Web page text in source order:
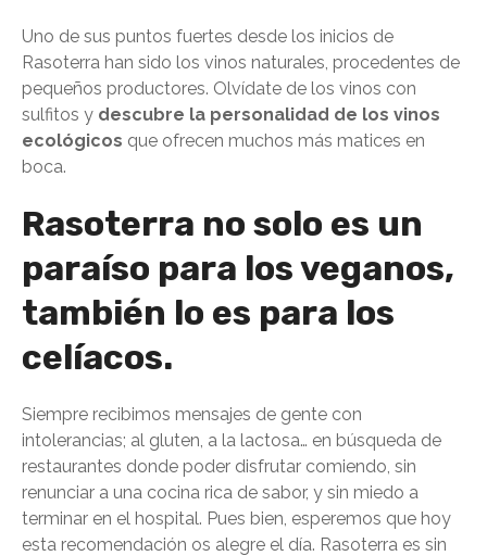
Uno de sus puntos fuertes desde los inicios de
Rasoterra han sido los vinos naturales, procedentes de
pequeños productores. Olvídate de los vinos con
sulfitos y descubre la personalidad de los vinos
ecológicos que ofrecen muchos más matices en
boca.
Rasoterra no solo es un
paraíso para los veganos,
también lo es para los
celíacos.
Siempre recibimos mensajes de gente con
intolerancias; al gluten, a la lactosa… en búsqueda de
restaurantes donde poder disfrutar comiendo, sin
renunciar a una cocina rica de sabor, y sin miedo a
terminar en el hospital. Pues bien, esperemos que hoy
esta recomendación os alegre el día. Rasoterra es sin